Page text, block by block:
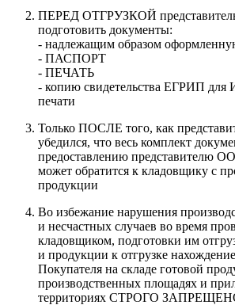
ПЕРЕД ОТГРУЗКОЙ представитель
подготовить документы:
- надлежащим образом
- ПАСПОРТ
- ПЕЧАТЬ
- копию свидетельства ЕГРИП для
печати
Только ПОСЛЕ того, как
убедился, что весь комплект
предоставлению представителю
может обратится к кладовщику с
продукции
Во избежание нарушения
и несчастных случаев во время
кладовщиком, подготовки им
и продукции к отгрузке
Покупателя на складе готовой
производственных площадях и
территориях СТРОГО